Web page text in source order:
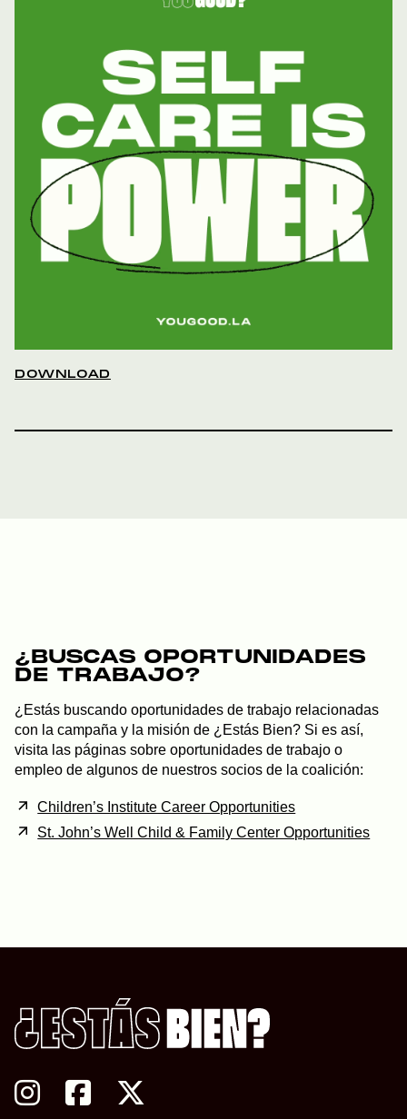
DOWNLOAD
¿BUSCAS OPORTUNIDADES
DE TRABAJO?
¿Estás buscando oportunidades de trabajo relacionadas
con la campaña y la misión de ¿Estás Bien? Si es así,
visita las páginas sobre oportunidades de trabajo o
empleo de algunos de nuestros socios de la coalición:
Children’s Institute Career Opportunities
St. John’s Well Child & Family Center Opportunities